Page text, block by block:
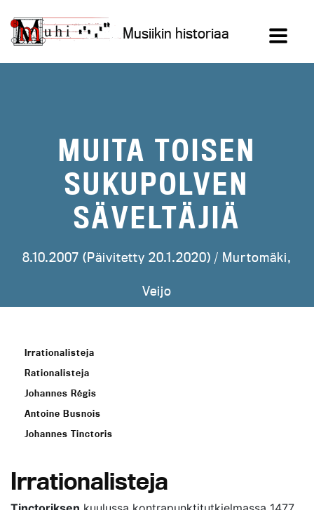
sisältöön
Musiikin historiaa
MUITA TOISEN
SUKUPOLVEN
SÄVELTÄJIÄ
8.10.2007 (Päivitetty 20.1.2020) / Murtomäki,
Veijo
Irrationalisteja
Rationalisteja
Johannes Régis
Antoine Busnois
Johannes Tinctoris
Irrationalisteja